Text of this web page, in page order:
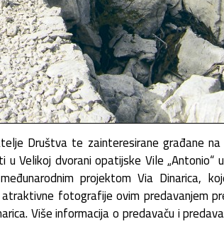
Društva te zainteresirane građane
Velikoj dvorani opatijske Vile „Antonio“
projektom Via Dinarica,
fotografije ovim predavanjem
Više informacija o predavaču i